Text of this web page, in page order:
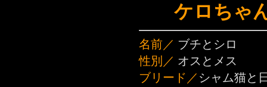
ケロちゃ
名前／ ブチとシロ
性別／ オスとメス
ブリード／ シャム猫と